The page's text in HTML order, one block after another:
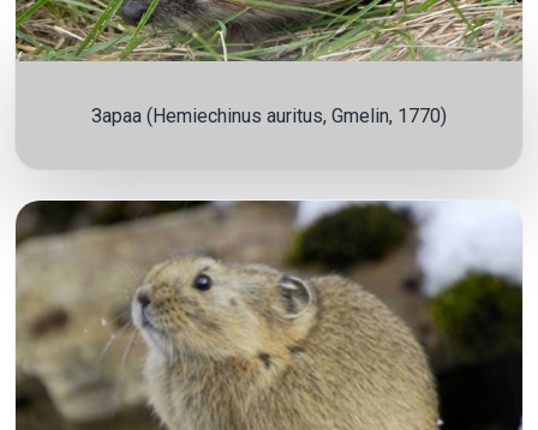
Зараа (Hemiechinus auritus, Gmelin, 1770)